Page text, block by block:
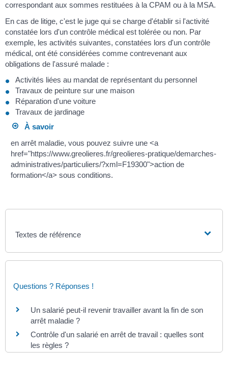
correspondant aux sommes restituées à la CPAM ou à la MSA.
En cas de litige, c'est le juge qui se charge d'établir si l'activité
constatée lors d'un contrôle médical est tolérée ou non. Par
exemple, les activités suivantes, constatées lors d'un contrôle
médical, ont été considérées comme contrevenant aux
obligations de l'assuré malade :
Activités liées au mandat de représentant du personnel
Travaux de peinture sur une maison
Réparation d'une voiture
Travaux de jardinage
À savoir
en arrêt maladie, vous pouvez suivre une <a
href="https://www.greolieres.fr/greolieres-pratique/demarches-
administratives/particuliers/?xml=F19300">action de
formation</a> sous conditions.
Textes de référence
Questions ? Réponses !
Un salarié peut-il revenir travailler avant la fin de son
arrêt maladie ?
Contrôle d'un salarié en arrêt de travail : quelles sont
les règles ?